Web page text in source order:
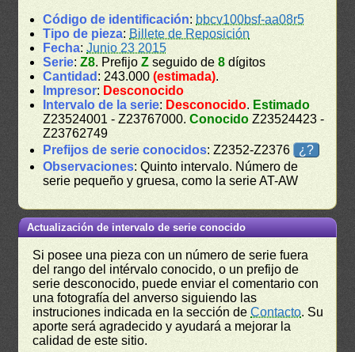
Código de identificación: bbcv100bsf-aa08r5
Tipo de pieza: Billete de Reposición
Fecha:Junio 23 2015
Serie:Z8. PrefijoZ seguido de8 dígitos
Cantidad : 243.000(estimada).
Impresor: Desconocido
Intervalo de la serie: Desconocido. Estimado
Z23524001 - Z23767000.Conocido Z23524423 -
Z23762749
Prefijos de serie conocidos: Z2352-Z2376
¿?
Observaciones: Quinto intervalo. Número de
serie pequeño y gruesa, como la serie AT-AW
Actualización de intervalo de serie conocido
Si posee una pieza con un número de serie fuera
del rango del intérvalo conocido, o un prefijo de
serie desconocido, puede enviar el comentario con
una fotografía del anverso siguiendo las
instruciones indicada en la sección deContacto. Su
aporte será agradecido y ayudará a mejorar la
calidad de este sitio.